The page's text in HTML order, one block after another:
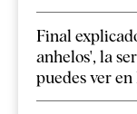
Final
anhelos', la
puedes ver